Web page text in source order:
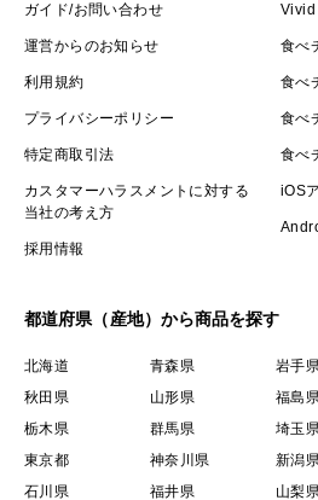
ガイド/お問い合わせ
運営からのお知らせ
利用規約
プライバシーポリシー
特定商取引法
カスタマーハラスメントに対する
当社の考え方
採用情報
Vivid
食べ
食べ
食べ
食べ
iOS
都道府県（産地）から商品を探す
北海道 青森県 岩手
秋田県
山形県 福島
栃木県
群馬県 埼玉
東京都
神奈川県 新潟
石川県
福井県 山梨